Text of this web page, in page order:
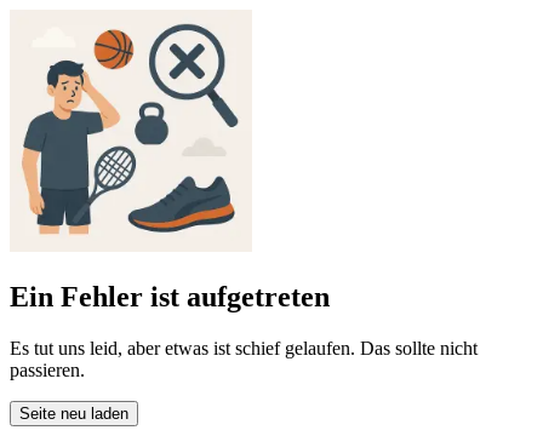
Ein Fehler ist aufgetreten
Es tut uns leid, aber etwas ist schief gelaufen. Das sollte nicht
passieren.
Seite neu laden